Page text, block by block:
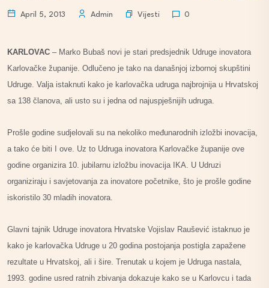
April 5, 2013 Admin Vijesti 0
KARLOVAC – Marko Bubaš novi je stari predsjednik Udruge inovatora
Karlovačke županije. Odlučeno je tako na današnjoj izbornoj skupštini
Udruge. Valja istaknuti kako je karlovačka udruga najbrojnija u Hrvatskoj
sa 138 članova, ali usto su i jedna od najuspješnijih udruga.
Prošle godine sudjelovali su na nekoliko međunarodnih izložbi inovacija,
a tako će biti I ove. Uz to Udruga inovatora Karlovačke županije ove
godine organizira 10. jubilarnu izložbu inovacija IKA. U Udruzi
organiziraju i savjetovanja za inovatore početnike, što je prošle godine
iskoristilo 30 mladih inovatora.
Glavni tajnik Udruge inovatora Hrvatske Vojislav Raušević istaknuo je
kako je karlovačka Udruge u 20 godina postojanja postigla zapažene
rezultate u Hrvatskoj, ali i šire. Trenutak u kojem je Udruga nastala,
1993. godine usred ratnih zbivanja dokazuje kako se u Karlovcu i tada